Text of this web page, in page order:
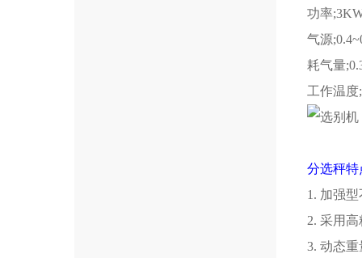
功率
气源
耗气量
工作温度
分选秤特
1. 加强
2. 采用高
3. 动态重